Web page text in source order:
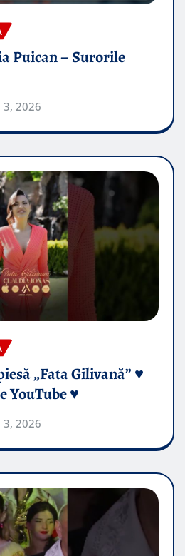
Puican – Surorile
3, 2026
„Fata Gilivană” ♥️
YouTube ♥️
3, 2026